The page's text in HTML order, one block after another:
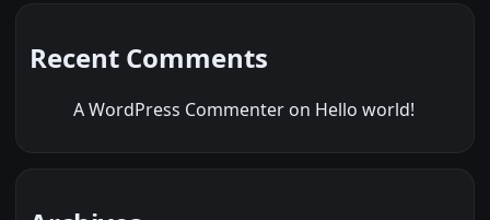
Recent Comments
A WordPress Commenter on Hello world!